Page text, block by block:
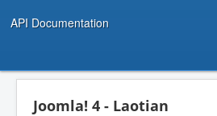
API Documentation
Joomla! 4 - Laotian